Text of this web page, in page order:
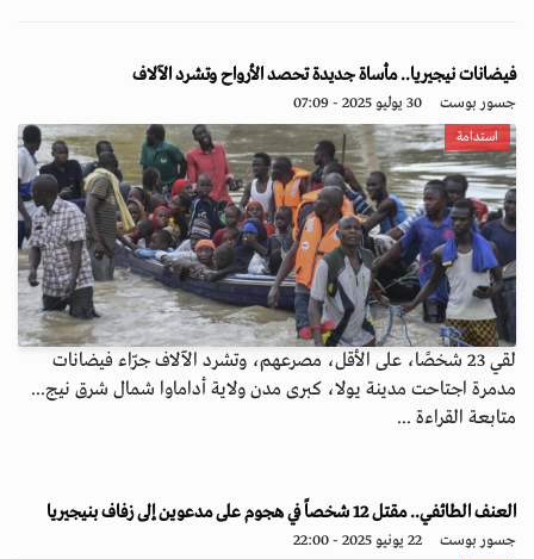
فيضانات نيجيريا.. مأساة جديدة تحصد الأرواح وتشرد الآلاف
جسور بوست 30 يوليو 2025 - 07:09
استدامة
لقي 23 شخصًا، على الأقل، مصرعهم، وتشرد الآلاف جرّاء فيضانات
مدمرة اجتاحت مدينة يولا، كبرى مدن ولاية أداماوا شمال شرق نيج...
متابعة القراءة ...
العنف الطائفي.. مقتل 12 شخصاً في هجوم على مدعوين إلى زفاف بنيجيريا
جسور بوست 22 يونيو 2025 - 22:00